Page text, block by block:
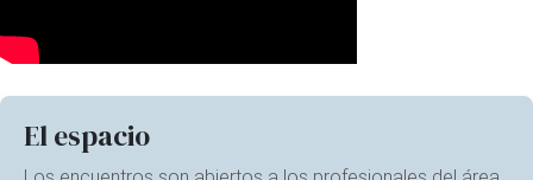
El espacio